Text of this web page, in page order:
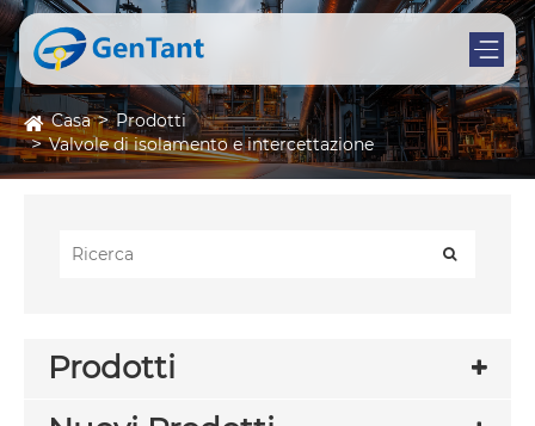
Casa
Prodotti
Valvole di isolamento e intercettazione
Prodotti